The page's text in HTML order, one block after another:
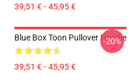
39,51 € - 45,95 €
Blue Box Toon Pullover Hoodie
39,51 € - 45,95 €
-20%